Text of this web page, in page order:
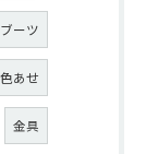
ーツ
あせ
金具